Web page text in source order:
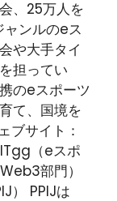
、25万人を
ンルのeス
や大手タイ
担ってい
のeスポーツ
て、国境を
ブサイト：
（eスポ
部門）
） PPIJは